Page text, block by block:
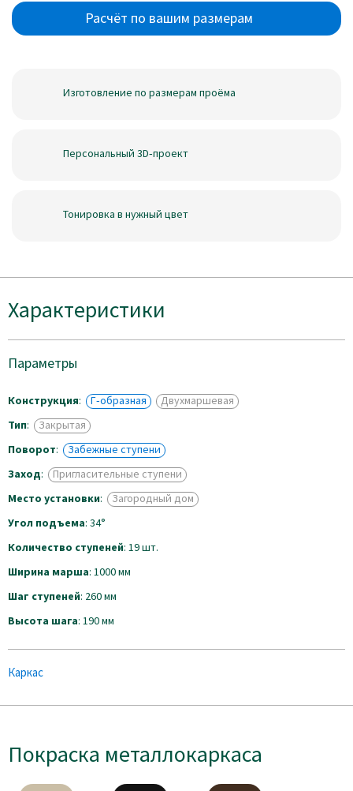
Расчёт по вашим размерам
Изготовление по размерам проёма
Персональный 3D‑проект
Тонировка в нужный цвет
Характеристики
Параметры
Конструкция: Г‑образная
Двухмаршевая
Тип:
Закрытая
Поворот:
Забежные ступени
Заход:
Пригласительные ступени
Место установки:
Загородный дом
Угол подъема: 34°
Количество ступеней: 19 шт.
Ширина марша: 1000 мм
Шаг ступеней: 260 мм
Высота шага: 190 мм
Каркас
Покраска металлокаркаса